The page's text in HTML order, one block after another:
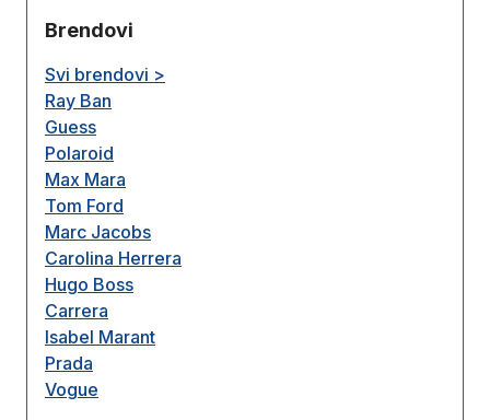
Brendovi
Svi brendovi >
Ray Ban
Guess
Polaroid
Max Mara
Tom Ford
Marc Jacobs
Carolina Herrera
Hugo Boss
Carrera
Isabel Marant
Prada
Vogue